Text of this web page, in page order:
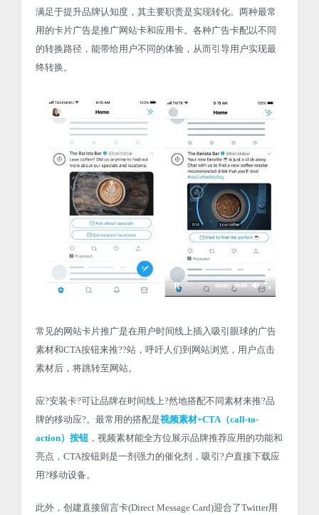
满足于提升品牌认知度，其主要职责是实现转化。两种最常
用的卡片广告是推广网站卡和应用卡。各种广告卡配以不同
的转换路径，能带给用户不同的体验，从而引导用户实现最
终转换。
常见的网站卡片推广是在用户时间线上插入吸引眼球的广告
素材和CTA按钮来推??站，呼吁人们到网站浏览，用户点击
素材后，将跳转至网站。
应?安装卡?可让品牌在时间线上?然地搭配不同素材来推?品
牌的移动应?。最常用的搭配是视频素材+CTA（call-to-
action）按钮 ，视频素材能全方位展示品牌推荐应用的功能和
亮点，CTA按钮则是一剂强力的催化剂，吸引?户直接下载应
用?移动设备。
此外，创建直接留言卡(Direct Message Card)迎合了Twitter用